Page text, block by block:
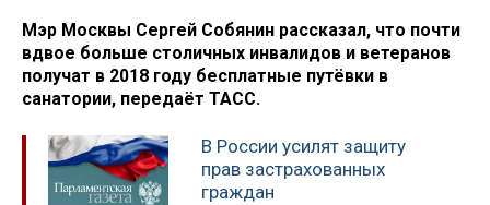
Мэр Москвы Сергей Собянин рассказал, что почти
вдвое больше столичных инвалидов и ветеранов
получат в 2018 году бесплатные путёвки в
санатории, передаёт ТАСС.
В России усилят защиту
прав застрахованных
граждан